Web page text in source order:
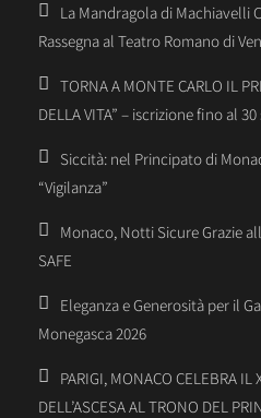
La Mandragola di Machiavelli
Rassegna al Teatro Romano di
TORNA A MONTE CARLO IL
DELLA VITA” – iscrizione fino al
Siccità: nel Principato di
“Vigilanza”
Monaco, Notti Sicure Grazie
SAFE
Eleganza e Generosità per il
Monegasca 2026
PARIGI, MONACO CELEBRA IL
DELL’ASCESA AL TRONO DEL